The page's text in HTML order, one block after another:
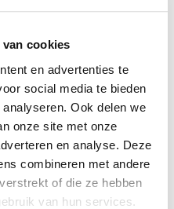
cookies
en advertenties te
social media te bieden
Ook delen we
onze site met onze
en analyse. Deze
combineren met andere
of die ze hebben
van hun services.